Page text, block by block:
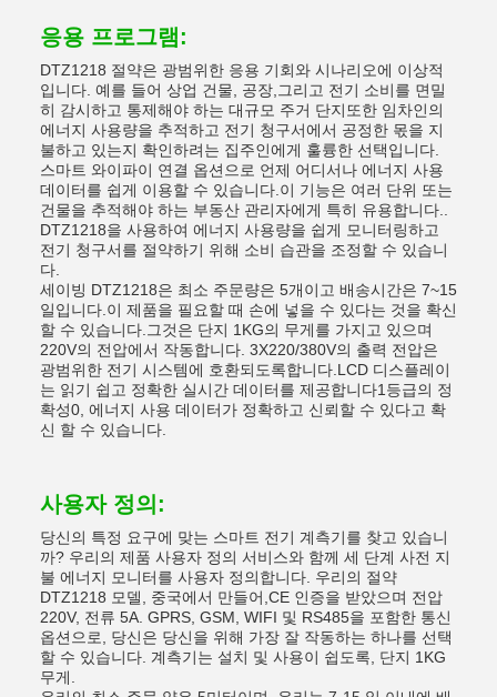
응용 프로그램:
DTZ1218 절약은 광범위한 응용 기회와 시나리오에 이상적
입니다. 예를 들어 상업 건물, 공장,그리고 전기 소비를 면밀
히 감시하고 통제해야 하는 대규모 주거 단지또한 임차인의
에너지 사용량을 추적하고 전기 청구서에서 공정한 몫을 지
불하고 있는지 확인하려는 집주인에게 훌륭한 선택입니다.
스마트 와이파이 연결 옵션으로 언제 어디서나 에너지 사용
데이터를 쉽게 이용할 수 있습니다.이 기능은 여러 단위 또는
건물을 추적해야 하는 부동산 관리자에게 특히 유용합니다..
DTZ1218을 사용하여 에너지 사용량을 쉽게 모니터링하고
전기 청구서를 절약하기 위해 소비 습관을 조정할 수 있습니
다.
세이빙 DTZ1218은 최소 주문량은 5개이고 배송시간은 7~15
일입니다.이 제품을 필요할 때 손에 넣을 수 있다는 것을 확신
할 수 있습니다.그것은 단지 1KG의 무게를 가지고 있으며
220V의 전압에서 작동합니다. 3X220/380V의 출력 전압은
광범위한 전기 시스템에 호환되도록합니다.LCD 디스플레이
는 읽기 쉽고 정확한 실시간 데이터를 제공합니다1등급의 정
확성0, 에너지 사용 데이터가 정확하고 신뢰할 수 있다고 확
신 할 수 있습니다.
사용자 정의:
당신의 특정 요구에 맞는 스마트 전기 계측기를 찾고 있습니
까? 우리의 제품 사용자 정의 서비스와 함께 세 단계 사전 지
불 에너지 모니터를 사용자 정의합니다. 우리의 절약
DTZ1218 모델, 중국에서 만들어,CE 인증을 받았으며 전압
220V, 전류 5A. GPRS, GSM, WIFI 및 RS485을 포함한 통신
옵션으로, 당신은 당신을 위해 가장 잘 작동하는 하나를 선택
할 수 있습니다. 계측기는 설치 및 사용이 쉽도록, 단지 1KG
무게.